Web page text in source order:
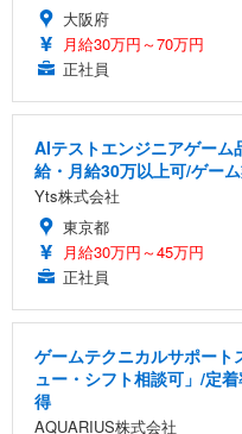
大阪府
月給30万円～70万円
正社員
AIテストエンジニアゲーム
給・月給30万以上可/ゲー
Yts株式会社
東京都
月給30万円～45万円
正社員
ゲームテクニカルサポー
ュー・シフト相談可」/定
得
AQUARIUS株式会社